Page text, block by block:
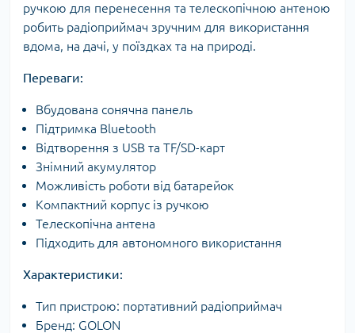
ручкою для перенесення та телескопічною антеною
робить радіоприймач зручним для використання
вдома, на дачі, у поїздках та на природі.
Переваги:
Вбудована сонячна панель
Підтримка Bluetooth
Відтворення з USB та TF/SD-карт
Знімний акумулятор
Можливість роботи від батарейок
Компактний корпус із ручкою
Телескопічна антена
Підходить для автономного використання
Характеристики:
Тип пристрою: портативний радіоприймач
Бренд: GOLON